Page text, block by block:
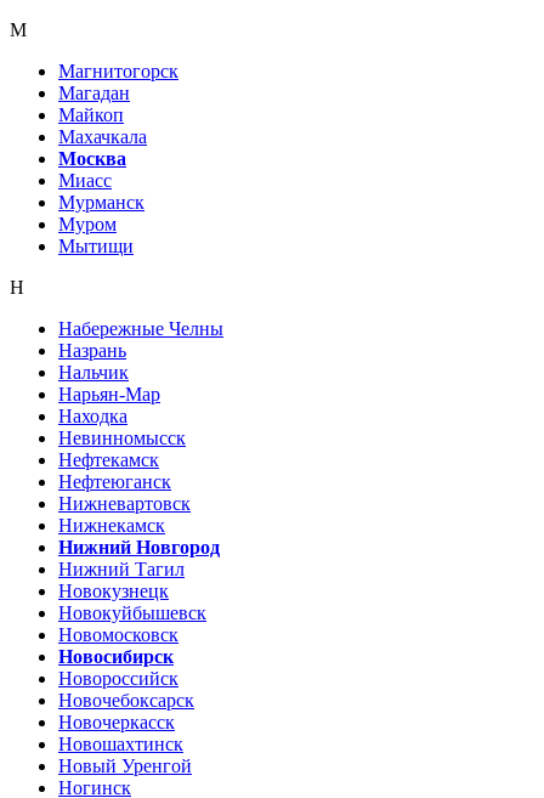
М
Магнитогорск
Магадан
Майкоп
Махачкала
Москва
Миасс
Мурманск
Муром
Мытищи
Н
Набережные Челны
Назрань
Нальчик
Нарьян-Мар
Находка
Невинномысск
Нефтекамск
Нефтеюганск
Нижневартовск
Нижнекамск
Нижний Новгород
Нижний Тагил
Новокузнецк
Новокуйбышевск
Новомосковск
Новосибирск
Новороссийск
Новочебоксарск
Новочеркасск
Новошахтинск
Новый Уренгой
Ногинск